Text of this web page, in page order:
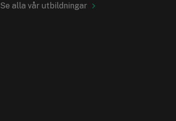
Se alla vår utbildningar